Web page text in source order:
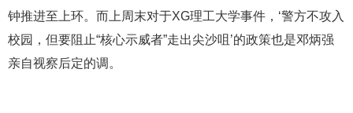
钟推进至上环。而上周末对于XG理工大学事件，‘警方不攻入
校园，但要阻止“核心示威者”走出尖沙咀’的政策也是邓炳强
亲自视察后定的调。